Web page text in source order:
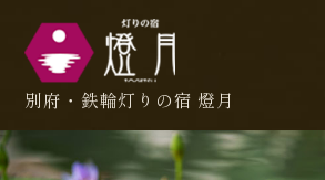
別府・鉄輪灯りの宿 燈月